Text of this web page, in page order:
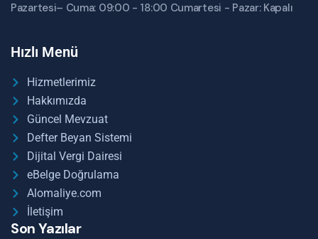
Pazartesi– Cuma: 09:00 - 18:00 Cumartesi - Pazar: Kapalı
Hızlı Menü
Hizmetlerimiz
Hakkımızda
Güncel Mevzuat
Defter Beyan Sistemi
Dijital Vergi Dairesi
eBelge Doğrulama
Alomaliye.com
İletişim
Son Yazılar